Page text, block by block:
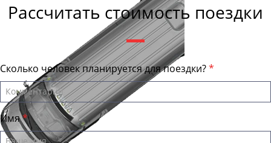
Рассчитать стоимость поездки
Сколько человек планируется для поездки?
Имя